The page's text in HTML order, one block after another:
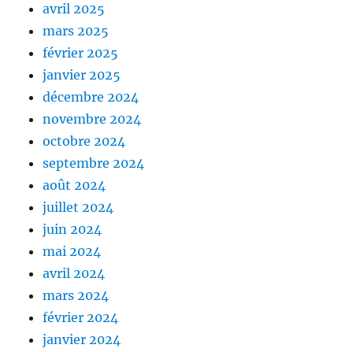
avril 2025
mars 2025
février 2025
janvier 2025
décembre 2024
novembre 2024
octobre 2024
septembre 2024
août 2024
juillet 2024
juin 2024
mai 2024
avril 2024
mars 2024
février 2024
janvier 2024